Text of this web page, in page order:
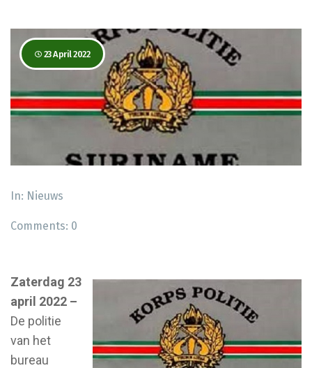
23 April 2022
In: Nieuws
Comments: 0
Zaterdag 23
april 2022 –
De politie
van het
bureau